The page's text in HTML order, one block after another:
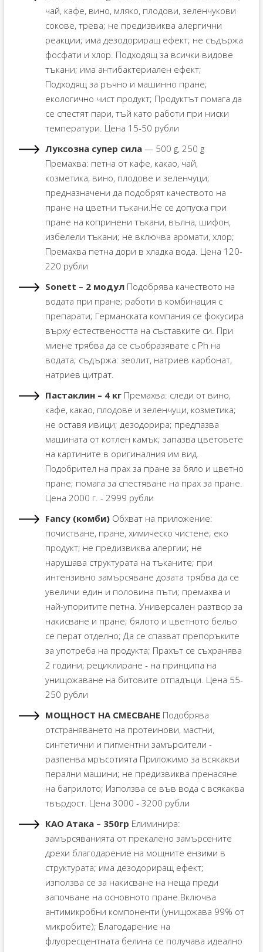
чай, кафе, вино, мляко, плодови, зеленчукови
сокове, трева; не предизвиква алергични
реакции; има дезодориращ ефект; не съдържа
фосфати и хлор. Подходящ за всички видове
тъкани; има антибактериален ефект;
Подходящ за ръчно и машинно пране;
екологично чист продукт; Продуктът помага да
се спестят пари, тъй като работи при ниски
температури. Цена 15-50 рубли
Луксозна супер сила— 500 g, 250 g
Премахва: петна от кафе, какао, чай,
козметика, вино, плодове и зеленчуци;
предназначени да подобрят качеството на
пране на цветни тъкани.Не се допуска при
пране на копринени тъкани, вълна, шифон,
избелели тъкани; не включва аромати, хлор;
Премахва петна дори в хладка вода. Цена 120-
220 рубли
Sonett – 2 модулПодобрява качеството на
водата при пране; работи в комбинация с
препарати; Германската компания се фокусира
върху естествеността на съставките си. При
миене трябва да се съобразявате с Ph на
водата; съдържа: зеолит, натриев карбонат,
натриев цитрат.
Пастаклин – 4 кгПремахва: следи от вино,
кафе, какао, плодове и зеленчуци, козметика;
не оставя ивици; дезодорира; предпазва
машината от котлен камък; запазва цветовете
на картините в оригиналния им вид.
Подобрител на прах за пране за бяло и цветно
пране; помага за спестяване на прах за пране.
Цена 2000 г. - 2999 рубли
Fancy (комби)Обхват на приложение:
почистване, пране, химическо чистене; еко
продукт; не предизвиква алергии; не
нарушава структурата на тъканите; при
интензивно замърсяване дозата трябва да се
увеличи един и половина пъти; премахва и
най-упоритите петна. Универсален разтвор за
накисване и пране; бялото и цветното бельо
се перат отделно; Да се ​​спазват препоръките
за употреба на продукта; Прахът се съхранява
2 години; рециклиране - на принципа на
унищожаване на битовите отпадъци. Цена 55-
250 рубли
МОЩНОСТ НА СМЕСВАНЕ Подобрява
отстраняването на протеинови, мастни,
синтетични и пигментни замърсители -
разпенва мръсотията Приложимо за всякакви
перални машини; не предизвиква пренасяне
на багрилото; Използва се във вода с всякаква
твърдост. Цена 3000 - 3200 рубли
КАО Атака – 350гр Елиминира:
замърсяванията от прекалено замърсените
дрехи благодарение на мощните ензими в
структурата; има дезодориращ ефект;
използва се за накисване на неща преди
започване на основното пране.Включва
антимикробни компоненти (унищожава 99% от
микробите); Благодарение на
флуоресцентната белина се получава идеално